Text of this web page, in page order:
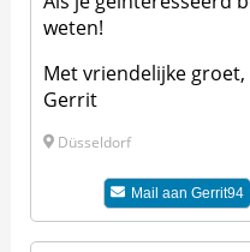
weten!
Met vriendelijke groet,
Gerrit
Düsseldorf
Mail aanGerrit94